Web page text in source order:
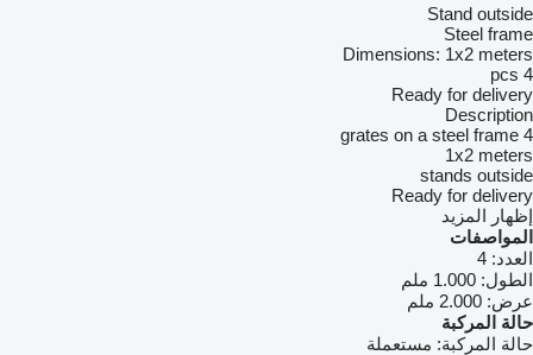
Stand outside
Steel frame
Dimensions: 1x2 meters
4 pcs
Ready for delivery
Description
4 grates on a steel frame
1x2 meters
stands outside
Ready for delivery
إظهار المزيد
المواصفات
العدد: 4
الطول: 1.000 ملم
عرض: 2.000 ملم
حالة المركبة
حالة المركبة: مستعملة